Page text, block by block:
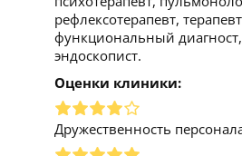
рефлексотерапевт,
функциональный
эндоскопист.
Оценки клиники:
Дружественность